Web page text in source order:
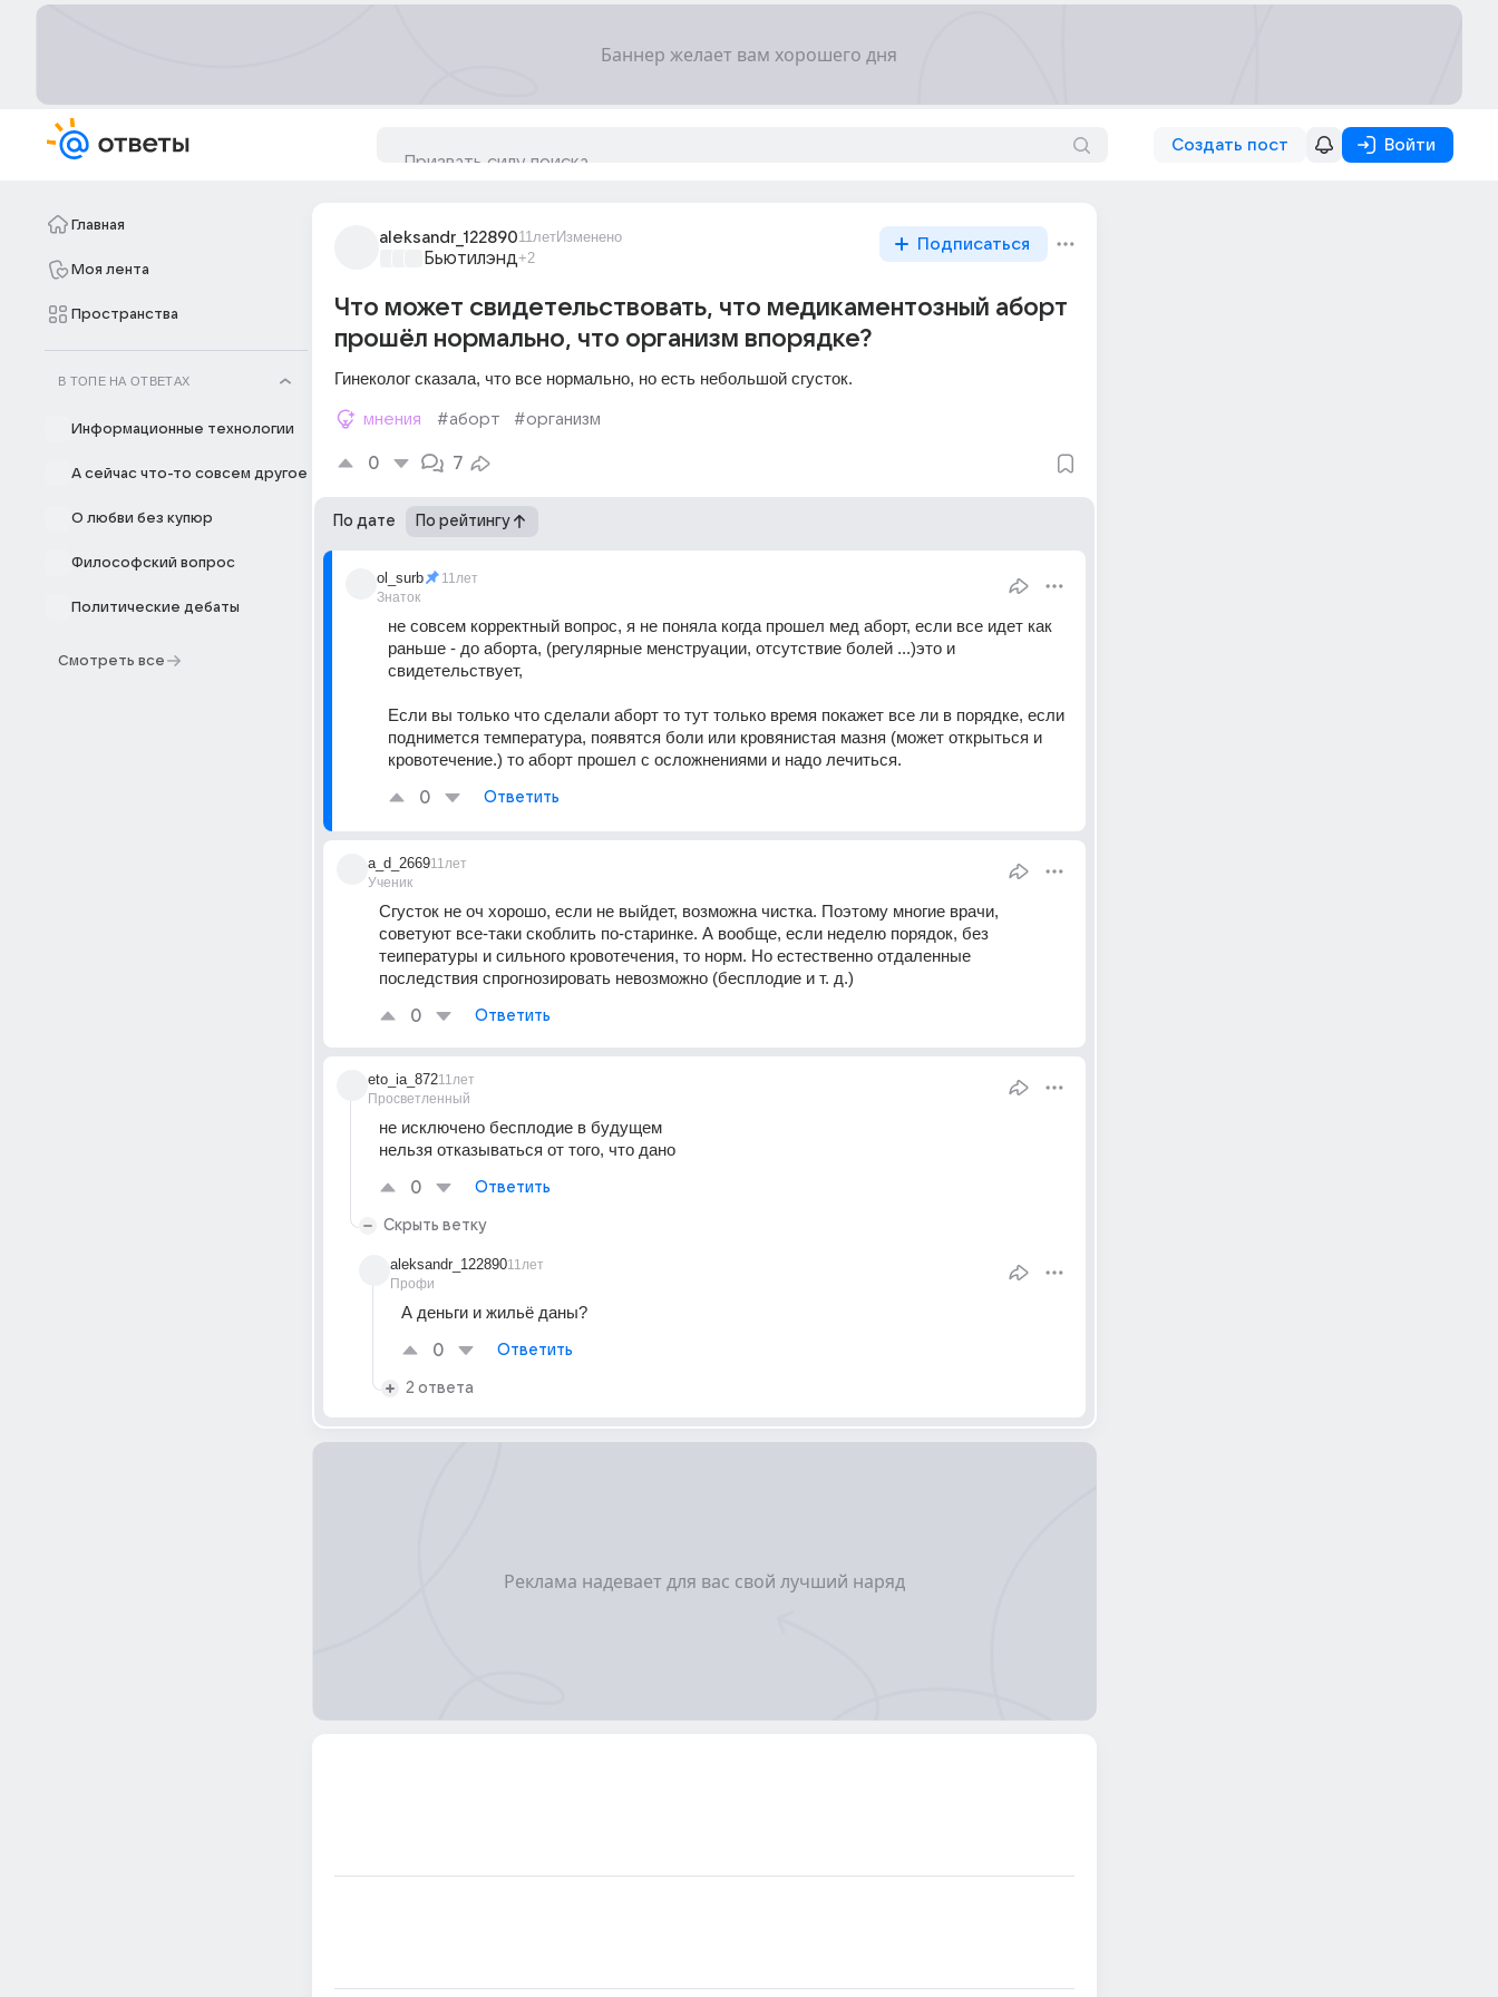
Создать пост Войти
Главная
Моя лента
Пространства
В ТОПЕ НА ОТВЕТАХ
Информационные технологии
А сейчас что-то совсем другое
О любви без купюр
Философский вопрос
Политические дебаты
Смотреть все
aleksandr_12289011летИзменено
Бьютилэнд+2
Подписаться
Что может свидетельствовать, что медикаментозный аборт
прошёл нормально, что организм впорядке?
Гинеколог сказала, что все нормально, но есть небольшой сгусток.
мнения #аборт #организм
0 7
По дате По рейтингу
ol_surb
Знаток
11лет
не совсем корректный вопрос, я не поняла когда прошел мед аборт, если все идет как
раньше - до аборта, (регулярные менструации, отсутствие болей ...)это и
свидетельствует,
Если вы только что сделали аборт то тут только время покажет все ли в порядке, если
поднимется температура, появятся боли или кровянистая мазня (может открыться и
кровотечение.) то аборт прошел с осложнениями и надо лечиться.
0 Ответить
a_d_2669
Ученик
11лет
Сгусток не оч хорошо, если не выйдет, возможна чистка. Поэтому многие врачи,
советуют все-таки скоблить по-старинке. А вообще, если неделю порядок, без
теипературы и сильного кровотечения, то норм. Но естественно отдаленные
последствия спрогнозировать невозможно (бесплодие и т. д.)
0 Ответить
eto_ia_872
Просветленный
11лет
не исключено бесплодие в будущем
нельзя отказываться от того, что дано
0 Ответить
Скрыть ветку
aleksandr_122890
Профи
11лет
А деньги и жильё даны?
0 Ответить
2 ответа